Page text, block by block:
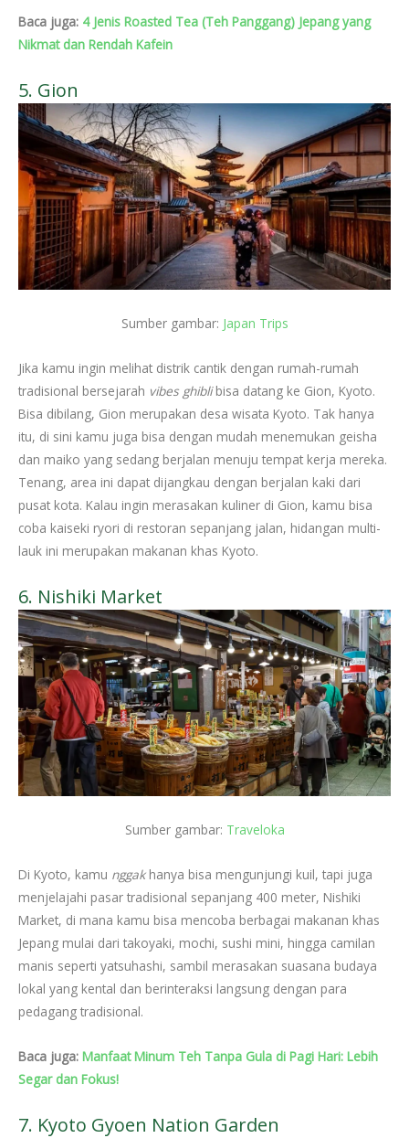
Baca juga: 4 Jenis Roasted Tea (Teh Panggang) Jepang yang
Nikmat dan Rendah Kafein
5. Gion
Sumber gambar: Japan Trips
Jika kamu ingin melihat distrik cantik dengan rumah-rumah
tradisional bersejarah vibes ghiblibisa datang ke Gion, Kyoto.
Bisa dibilang, Gion merupakan desa wisata Kyoto. Tak hanya
itu, di sini kamu juga bisa dengan mudah menemukan geisha
dan maiko yang sedang berjalan menuju tempat kerja mereka.
Tenang, area ini dapat dijangkau dengan berjalan kaki dari
pusat kota. Kalau ingin merasakan kuliner di Gion, kamu bisa
coba kaiseki ryori di restoran sepanjang jalan, hidangan multi-
lauk ini merupakan makanan khas Kyoto.
6. Nishiki Market
Sumber gambar: Traveloka
Di Kyoto, kamu nggakhanya bisa mengunjungi kuil, tapi juga
menjelajahi pasar tradisional sepanjang 400 meter, Nishiki
Market, di mana kamu bisa mencoba berbagai makanan khas
Jepang mulai dari takoyaki, mochi, sushi mini, hingga camilan
manis seperti yatsuhashi, sambil merasakan suasana budaya
lokal yang kental dan berinteraksi langsung dengan para
pedagang tradisional.
Baca juga: Manfaat Minum Teh Tanpa Gula di Pagi Hari: Lebih
Segar dan Fokus!
7. Kyoto Gyoen Nation Garden